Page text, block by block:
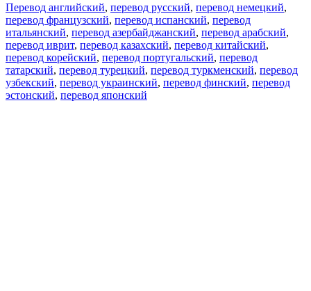
Перевод английский, перевод русский, перевод немецкий,
перевод французский, перевод испанский, перевод
итальянский, перевод азербайджанский, перевод арабский,
перевод иврит, перевод казахский, перевод китайский,
перевод корейский, перевод португальский, перевод
татарский, перевод турецкий, перевод туркменский, перевод
узбекский, перевод украинский, перевод финский, перевод
эстонский, перевод японский